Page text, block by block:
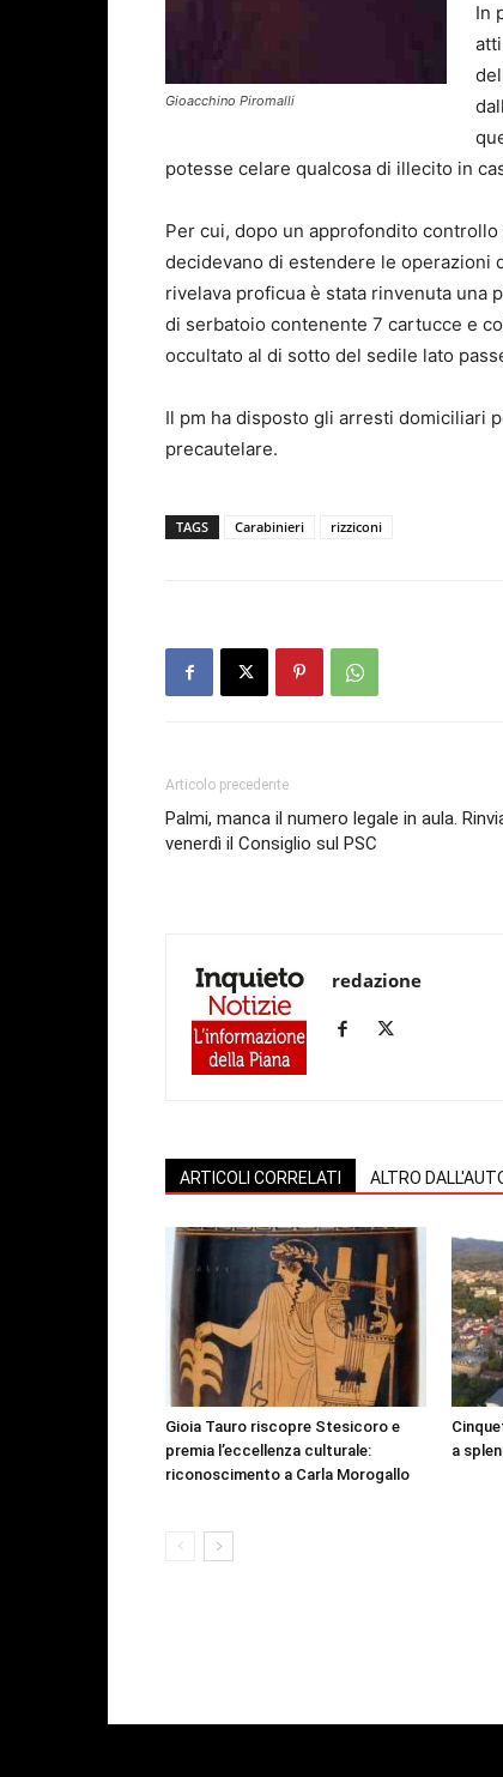
Gioacchino Piromalli
In
potesse celare qualcosa di illecito in
Per cui, dopo un approfondito controllo
decidevano di estendere le operazioni
rivelava proficua è stata rinvenuta una
di serbatoio contenente 7 cartucce e
occultato al di sotto del sedile lato
Il pm ha disposto gli arresti domiciliari
precautelare.
TAGS Carabinieri rizziconi
Articolo precedente
Palmi, manca il numero legale in aula.
venerdì il Consiglio sul PSC
redazione
ARTICOLI CORRELATI ALTRO
Gioia Tauro riscopre Stesicoro e
premia l’eccellenza culturale:
riconoscimento a Carla Morogallo
a